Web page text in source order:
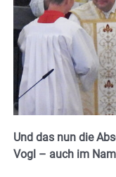
Und das nun die
Vogl – auch im